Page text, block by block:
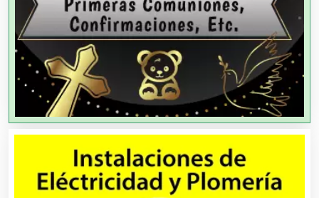
Agricultura y Ganadería
Agua Purificada
Aire Acondicionado
Alarmas